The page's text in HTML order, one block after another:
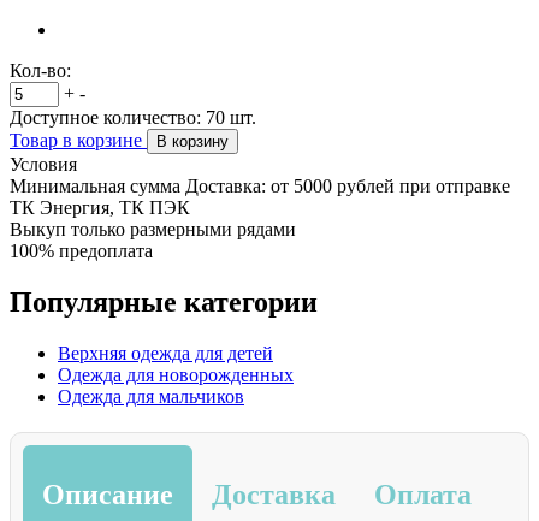
Кол-во:
+ -
Доступное количество: 70 шт.
Товар в корзине
В корзину
Условия
Минимальная сумма Доставка: от 5000 рублей при отправке
ТК Энергия, ТК ПЭК
Выкуп только размерными рядами
100% предоплата
Популярные категории
Верхняя одежда для детей
Одежда для новорожденных
Одежда для мальчиков
Описание Доставка Оплата